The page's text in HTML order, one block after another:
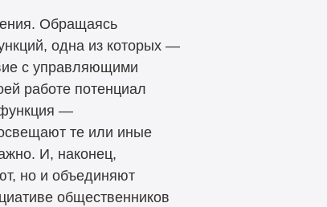
Обращаясь
одна из которых —
с управляющими
работе потенциал
—
те или иные
И, наконец,
но и объединяют
общественников